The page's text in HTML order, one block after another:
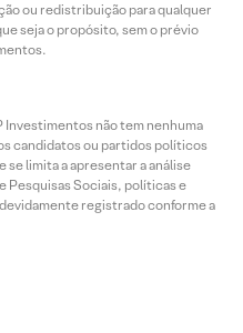
ou redistribuição para qualquer
seja o propósito, sem o prévio
Investimentos não tem nenhuma
candidatos ou partidos políticos
limita a apresentar a análise
Sociais, políticas e
registrado conforme a